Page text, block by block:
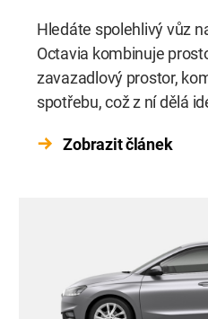
Hledáte spolehlivý vůz
Octavia kombinuje
zavazadlový prostor,
spotřebu, což z ní dělá
tohoto modelu je navíc
Zobrazit článek